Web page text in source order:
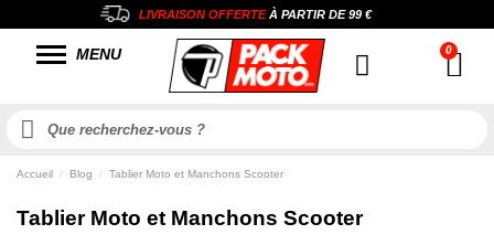
LIVRAISON OFFERTEÀ PARTIR DE99 €
MENU
Accueil Blog Tablier Moto et Manchons Scooter
Tablier Moto et Manchons Scooter